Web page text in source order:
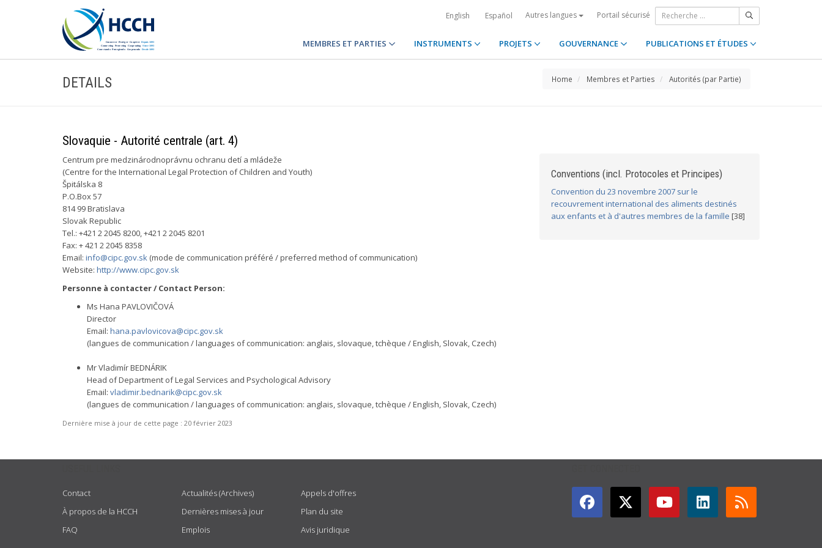
English Español Autres langues Portail sécurisé
MEMBRES ET PARTIES INSTRUMENTS PROJETS GOUVERNANCE PUBLICATIONS ET ÉTUDES
DETAILS Home Membres et Parties Autorités (par Partie)
Slovaquie - Autorité centrale (art. 4)
Centrum pre medzinárodnoprávnu ochranu detí a mládeže
(Centre for the International Legal Protection of Children and Youth)
Špitálska 8
P.O.Box 57
814 99 Bratislava
Slovak Republic
Tel.: +421 2 2045 8200, +421 2 2045 8201
Fax: + 421 2 2045 8358
Email: info@cipc.gov.sk (mode de communication préféré / preferred method of communication)
Website: http://www.cipc.gov.sk
Personne à contacter / Contact Person:
Ms Hana PAVLOVIČOVÁ
Director
Email: hana.pavlovicova@cipc.gov.sk
(langues de communication / languages of communication: anglais, slovaque, tchèque / English, Slovak, Czech)
Mr Vladimír BEDNÁRIK
Head of Department of Legal Services and Psychological Advisory
Email: vladimir.bednarik@cipc.gov.sk
(langues de communication / languages of communication: anglais, slovaque, tchèque / English, Slovak, Czech)
Dernière mise à jour de cette page : 20 février 2023
Conventions (incl. Protocoles et Principes)
Convention du 23 novembre 2007 sur le
recouvrement international des aliments destinés
aux enfants et à d'autres membres de la famille [38]
Contact
À propos de la HCCH
FAQ
Actualités (Archives)
Dernières mises à jour
Emplois
Appels d'offres
Plan du site
Avis juridique